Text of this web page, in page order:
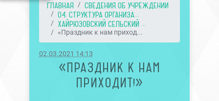
ГЛАВНАЯ
СВЕДЕНИЯ ОБ УЧРЕЖДЕНИИ
04. СТРУКТУРА ОРГАНИЗА...
ХАЙРЮЗОВСКИЙ СЕЛЬСКИЙ ...
«Праздник к нам приход...
02.03.2021 14:13
«ПРАЗДНИК К НАМ
ПРИХОДИТ!»